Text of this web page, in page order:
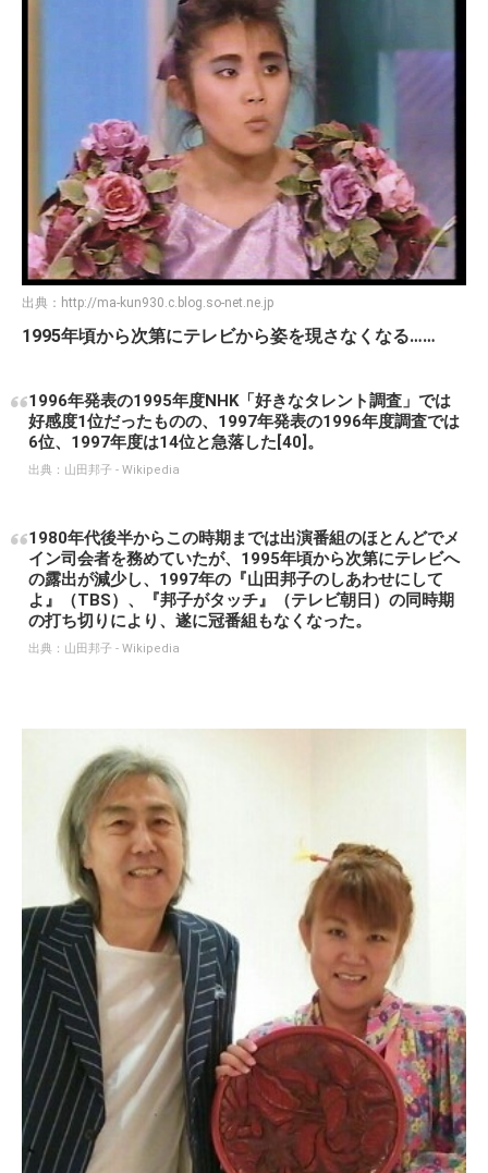
出典： http://ma-kun930.c.blog.so-net.ne.jp
1995年頃から次第にテレビから姿を現さなくなる……
1996年発表の1995年度NHK「好きなタレント調査」では
好感度1位だったものの、1997年発表の1996年度調査では
6位、1997年度は14位と急落した[40]。
出典： 山田邦子 - Wikipedia
1980年代後半からこの時期までは出演番組のほとんどでメ
イン司会者を務めていたが、1995年頃から次第にテレビへ
の露出が減少し、1997年の『山田邦子のしあわせにして
よ』（TBS）、『邦子がタッチ』（テレビ朝日）の同時期
の打ち切りにより、遂に冠番組もなくなった。
出典： 山田邦子 - Wikipedia